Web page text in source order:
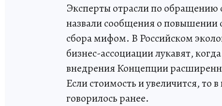
Эксперты отрасли по
назвали сообщения о повышении
сбора мифом. В Российском
бизнес-ассоциации лукавят,
внедрения Концепции
Если стоимость и увеличится, то
говорилось ранее.